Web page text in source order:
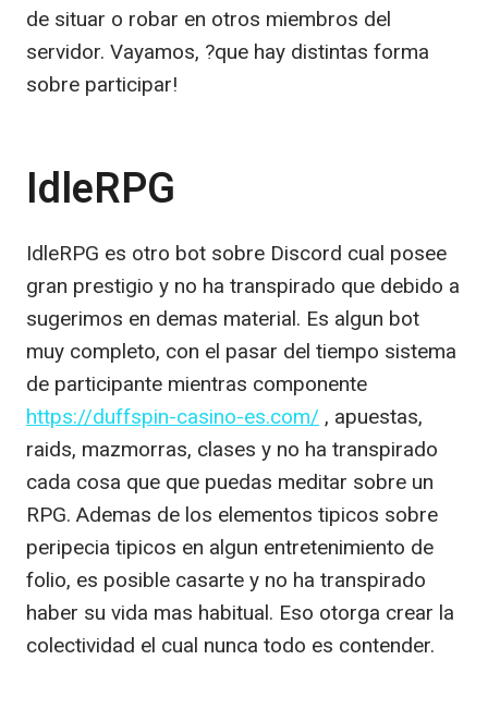
de situar o robar en otros miembros del
servidor. Vayamos, ?que hay distintas forma
sobre participar!
IdleRPG
IdleRPG es otro bot sobre Discord cual posee
gran prestigio y no ha transpirado que debido a
sugerimos en demas material. Es algun bot
muy completo, con el pasar del tiempo sistema
de participante mientras componente
https://duffspin-casino-es.com/ , apuestas,
raids, mazmorras, clases y no ha transpirado
cada cosa que que puedas meditar sobre un
RPG. Ademas de los elementos tipicos sobre
peripecia tipicos en algun entretenimiento de
folio, es posible casarte y no ha transpirado
haber su vida mas habitual. Eso otorga crear la
colectividad el cual nunca todo es contender.